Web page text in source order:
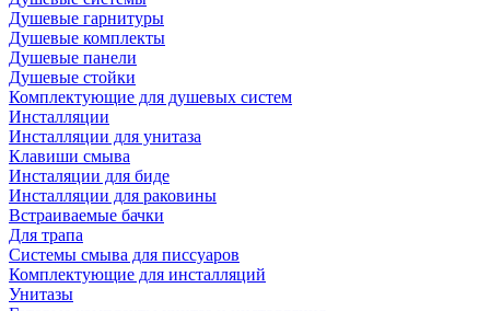
Душевые гарнитуры
Душевые комплекты
Душевые панели
Душевые стойки
Комплектующие для душевых систем
Инсталляции
Инсталляции для унитаза
Клавиши смыва
Инсталяции для биде
Инсталляции для раковины
Встраиваемые бачки
Для трапа
Системы смыва для писсуаров
Комплектующие для инсталляций
Унитазы